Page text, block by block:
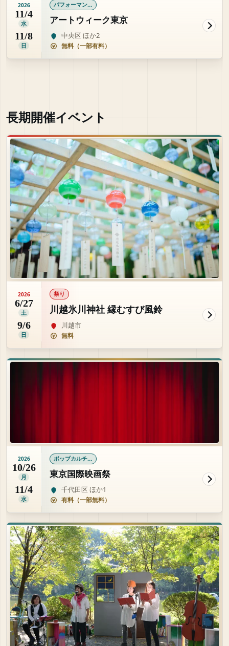
2026
11/4
水
11/8
日
パフォーマンス
アートウィーク東京
中央区 ほか2
無料（一部有料）
長期開催イベント
2026
6/27
土
9/6
日
祭り
川越氷川神社 縁むすび風鈴
川越市
無料
2026
10/26
月
11/4
水
ポップカルチャー
東京国際映画祭
千代田区 ほか1
有料（一部無料）